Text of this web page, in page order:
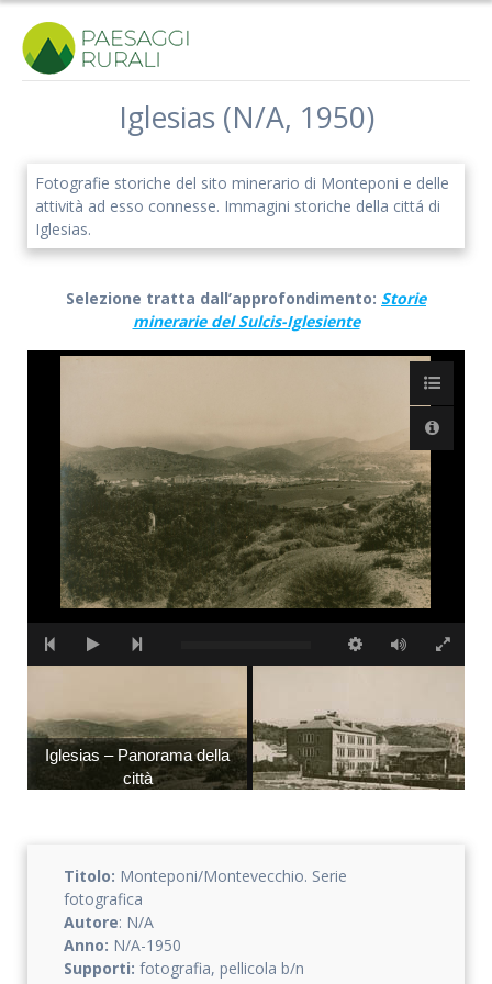
Salta
Iglesias (N/A, 1950)
Fotografie storiche del sito minerario di Monteponi e delle
attività ad esso connesse. Immagini storiche della cittá di
Iglesias.
Selezione tratta dall’approfondimento: Storie
minerarie del Sulcis-Iglesiente
Iglesias – Panorama della
città
Titolo: Monteponi/Montevecchio. Serie
fotografica
Autore: N/A
Anno: N/A-1950
Supporti: fotografia, pellicola b/n